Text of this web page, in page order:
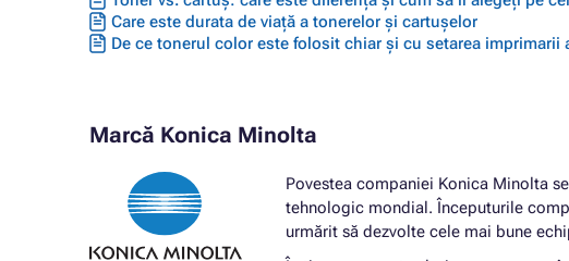
Care este durata de viață a tonerelor și cartușelor
De ce tonerul color este folosit chiar și cu setarea imprimarii
Marcă Konica Minolta
Povestea companiei Konica Minolta
tehnologic mondial. Începuturile
urmărit să dezvolte cele mai bune